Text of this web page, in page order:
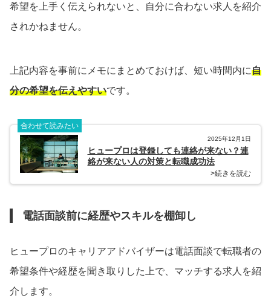
希望を上手く伝えられないと、自分に合わない求人を紹介
されかねません。
上記内容を事前にメモにまとめておけば、短い時間内に自
分の希望を伝えやすいです。
合わせて読みたい
2025年12月1日
ヒュープロは登録しても連絡が来ない？連
絡が来ない人の対策と転職成功法
>続きを読む
電話面談前に経歴やスキルを棚卸し
ヒュープロのキャリアアドバイザーは電話面談で転職者の
希望条件や経歴を聞き取りした上で、マッチする求人を紹
介します。